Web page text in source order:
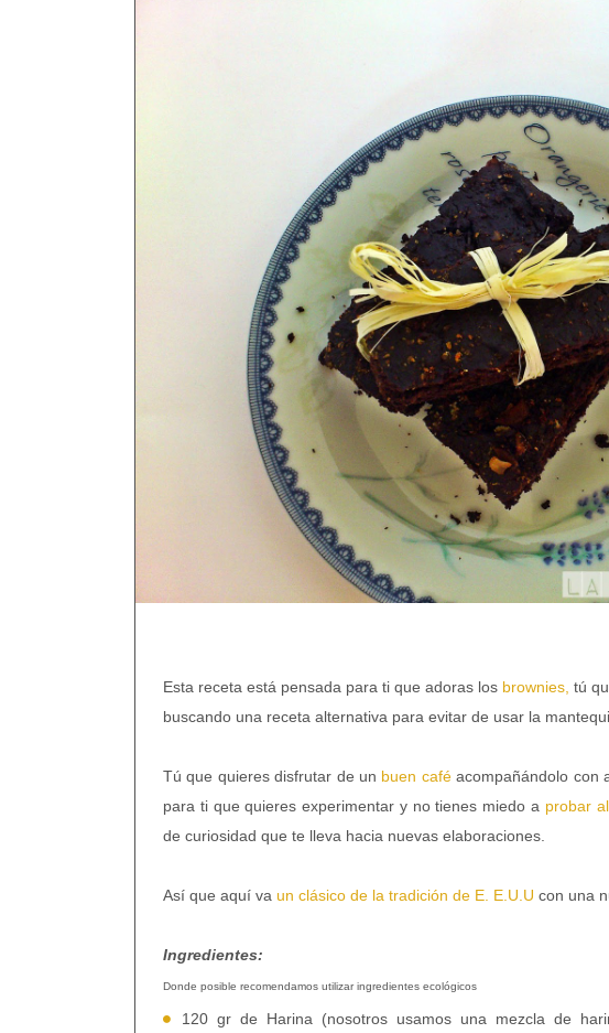
Esta receta está pensada para ti que adoras los brownies, tú
buscando una receta alternativa para evitar de usar la
Tú que quieres disfrutar de un buen caféacompañándolo con
para ti que quieres experimentar y no tienes miedo a probar
de curiosidad que te lleva hacia nuevas elaboraciones.
Así que aquí va un clásico de la tradición de E. E.U.U con una
Ingredientes:
Donde posible recomendamos utilizar ingredientes ecológicos
120 gr de Harina (nosotros usamos una mezcla de